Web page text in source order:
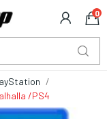
0
/PS4